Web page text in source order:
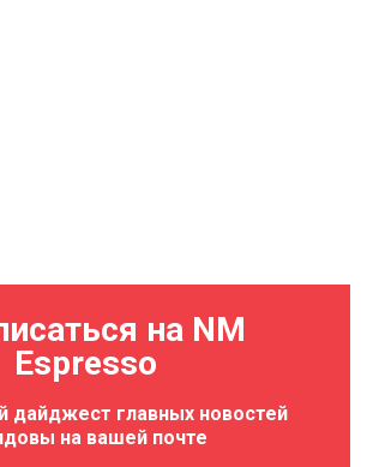
на NM
Espresso
дайджест главных новостей
на вашей почте